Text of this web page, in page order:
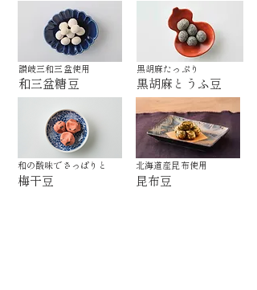
讃岐三和三盆使用
和三盆糖豆
和の酸味でさっぱりと
梅干豆
黒胡麻たっぷり
黒胡麻とうふ豆
北海道産昆布使用
昆布豆